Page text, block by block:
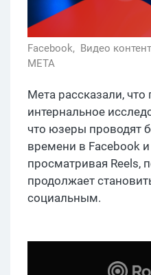
Facebook, Видео
META
Мета рассказали,
интернальное
что юзеры проводят
времени в Facebook
просматривая Reels,
продолжает
социальным.